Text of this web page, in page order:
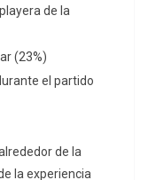
de la
(23%)
el partido
de la
la experiencia